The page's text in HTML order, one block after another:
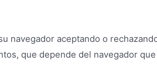
navegador aceptando o
que depende del navegador